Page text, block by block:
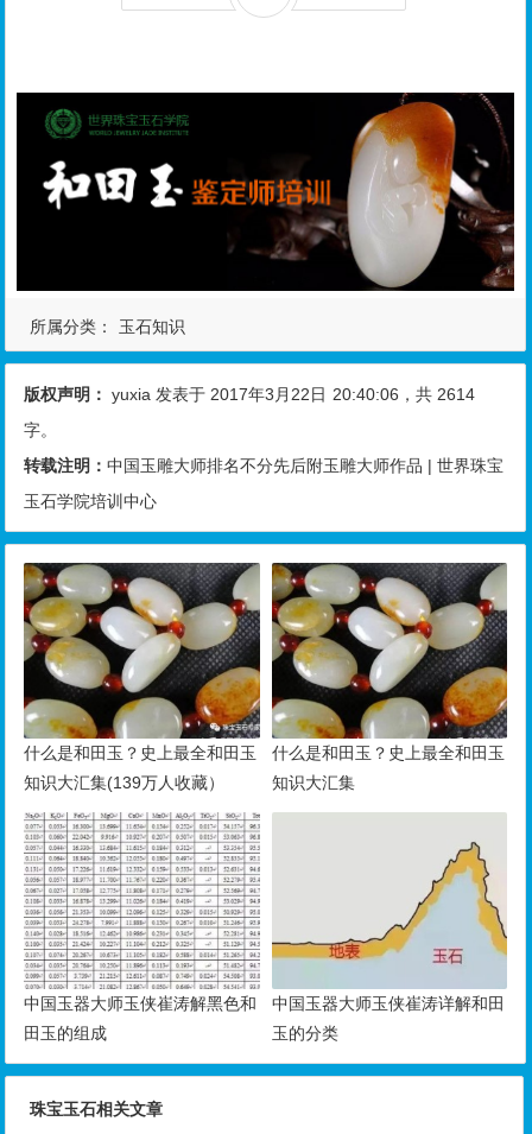
所属分类： 玉石知识
版权声明： yuxia 发表于 2017年3月22日 20:40:06 ，共 2614
字。
转载注明：中国玉雕大师排名不分先后附玉雕大师作品 | 世界珠宝
玉石学院培训中心
什么是和田玉？史上最全和田玉
知识大汇集(139万人收藏）
什么是和田玉？史上最全和田玉
知识大汇集
中国玉器大师玉侠崔涛解黑色和
田玉的组成
中国玉器大师玉侠崔涛详解和田
玉的分类
珠宝玉石相关文章